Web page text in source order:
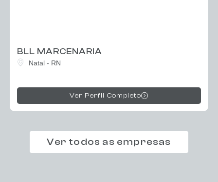
BLL MARCENARIA
Natal - RN
Ver Perfil Completo
Ver todos as empresas